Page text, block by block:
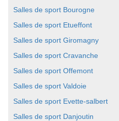
Salles de sport Bourogne
Salles de sport Etueffont
Salles de sport Giromagny
Salles de sport Cravanche
Salles de sport Offemont
Salles de sport Valdoie
Salles de sport Evette-salbert
Salles de sport Danjoutin